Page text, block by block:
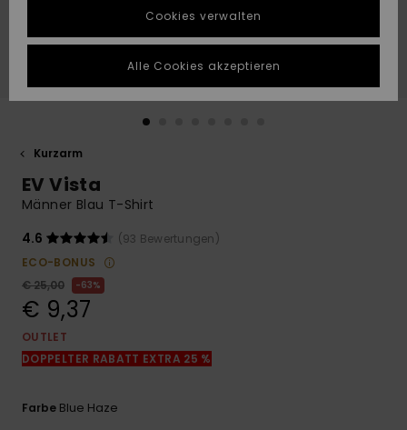
Starten Sie eine
Unterhaltung,
schnellste
Antwort auf Ihre
Frage zu
die häufigsten
Fragen sowie
WUNSCHLISTE
Kurzarm
EV Vista
Männer Blau T-Shirt
4.6
(93 Bewertungen)
ECO-BONUS
€ 25,00
63%
€ 9,37
OUTLET
DOPPELTER RABATT EXTRA 25 %
Farbe Blue Haze
Cookies verwalten
Alle Cookies akzeptieren